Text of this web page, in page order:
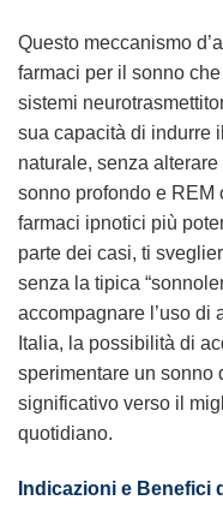
Questo meccanismo
farmaci per il sonno
sistemi
sua capacità di indurre
naturale, senza
sonno profondo e REM
farmaci ipnotici più
parte dei casi, ti
senza la tipica
accompagnare l’uso di
Italia, la possibilità di
sperimentare un sonno
significativo verso il
quotidiano.
Indicazioni e Benefici